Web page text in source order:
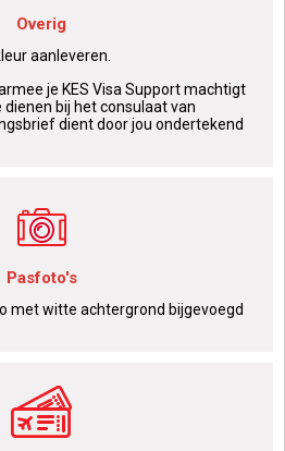
Overig
aanleveren.
je KES Visa Support machtigt
bij het consulaat van
dient door jou ondertekend
Pasfoto's
met witte achtergrond bijgevoegd